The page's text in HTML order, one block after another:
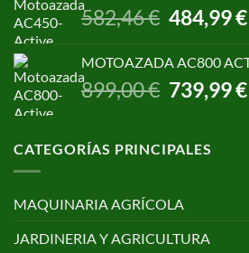
650,00 €.
582,46€
El
precio
era:
582,46 €.
484,99€El
MOTOAZADA AC800
899,00€ El
precio
era:
739,99€El
CATEGORÍAS PRINCIPALES
MAQUINARIA AGRÍCOLA
JARDINERIA Y AGRICULTURA